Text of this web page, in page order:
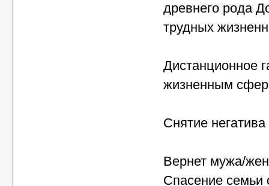
древнего рода
трудных
Дистанционное
жизненным
Снятие
Вернет мужа/
Спасение семьи